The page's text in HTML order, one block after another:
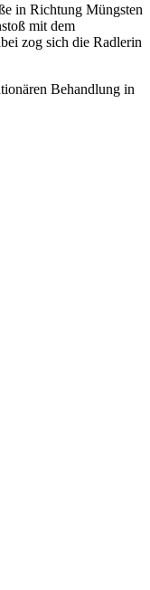
in Richtung Müngsten
mit dem
zog sich die Radlerin
Behandlung in